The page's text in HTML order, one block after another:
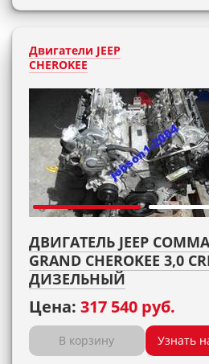
Двигатели JEEP
CHEROKEE
ДВИГАТЕЛЬ JEEP
GRAND CHEROKEE 3,0
ДИЗЕЛЬНЫЙ
Цена: 317 540 руб.
В корзину Узнать